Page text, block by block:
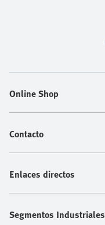
Online Shop
Contacto
Enlaces directos
Segmentos Industriales